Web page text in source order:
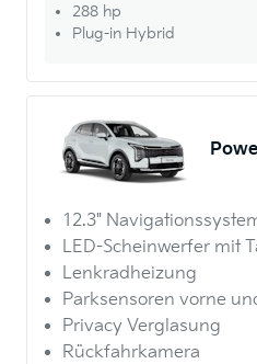
288 hp
Plug-in Hybrid
12.3"
LED-Scheinwerfer mit
Lenkradheizung
Parksensoren vorne
Privacy Verglasung
Rückfahrkamera